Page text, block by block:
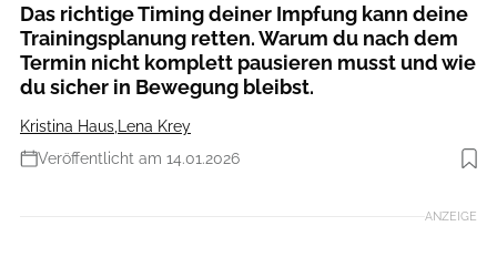
Das richtige Timing deiner Impfung kann deine
Trainingsplanung retten. Warum du nach dem
Termin nicht komplett pausieren musst und wie
du sicher in Bewegung bleibst.
Kristina Haus Lena Krey
Veröffentlicht am 14.01.2026
Foto: iStockphoto
ANZEIGE